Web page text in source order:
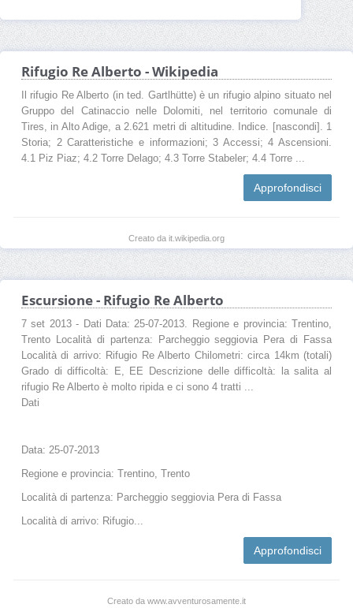
Rifugio Re Alberto - Wikipedia
Il rifugio Re Alberto (in ted. Gartlhütte) è un rifugio alpino situato nel
Gruppo del Catinaccio nelle Dolomiti, nel territorio comunale di
Tires, in Alto Adige, a 2.621 metri di altitudine. Indice. [nascondi]. 1
Storia; 2 Caratteristiche e informazioni; 3 Accessi; 4 Ascensioni.
4.1 Piz Piaz; 4.2 Torre Delago; 4.3 Torre Stabeler; 4.4 Torre ...
Approfondisci
Creato da it.wikipedia.org
Escursione - Rifugio Re Alberto
7 set 2013 - Dati Data: 25-07-2013. Regione e provincia: Trentino,
Trento Località di partenza: Parcheggio seggiovia Pera di Fassa
Località di arrivo: Rifugio Re Alberto Chilometri: circa 14km (totali)
Grado di difficoltà: E, EE Descrizione delle difficoltà: la salita al
rifugio Re Alberto è molto ripida e ci sono 4 tratti ...
Dati
Data: 25-07-2013
Regione e provincia: Trentino, Trento
Località di partenza: Parcheggio seggiovia Pera di Fassa
Località di arrivo: Rifugio...
Approfondisci
Creato da www.avventurosamente.it